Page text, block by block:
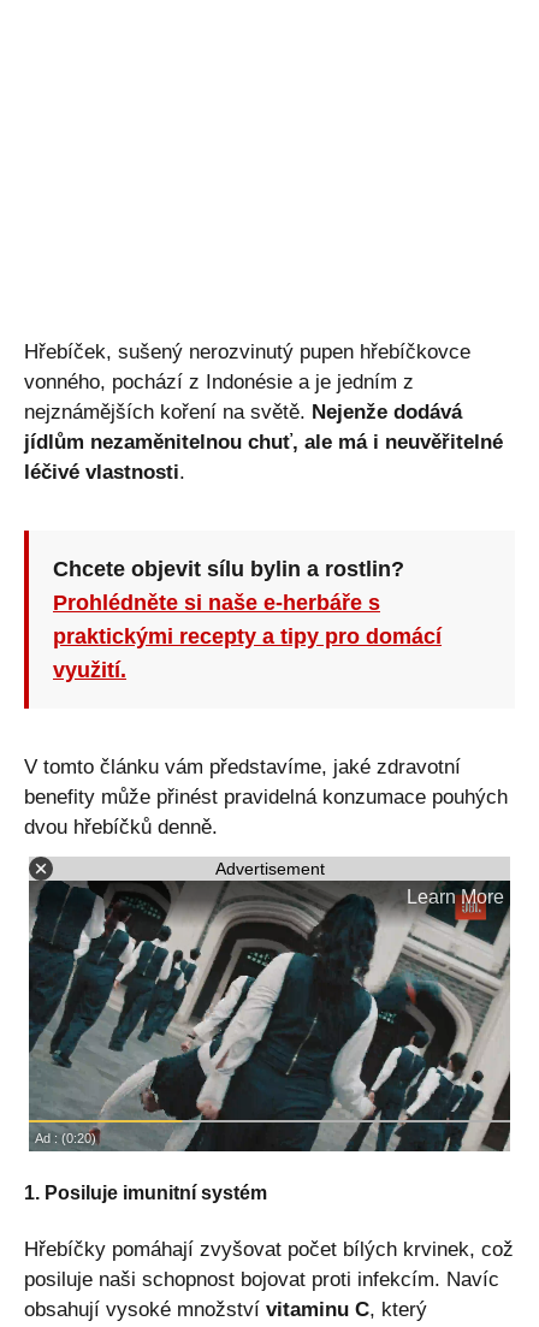
Hřebíček, sušený nerozvinutý pupen hřebíčkovce
vonného, pochází z Indonésie a je jedním z
nejznámějších koření na světě. Nejenže dodává
jídlům nezaměnitelnou chuť, ale má i neuvěřitelné
léčivé vlastnosti.
Chcete objevit sílu bylin a rostlin?
Prohlédněte si naše e-herbáře s
praktickými recepty a tipy pro domácí
využití.
V tomto článku vám představíme, jaké zdravotní
benefity může přinést pravidelná konzumace pouhých
dvou hřebíčků denně.
Advertisement
1. Posiluje imunitní systém
Hřebíčky pomáhají zvyšovat počet bílých krvinek, což
posiluje naši schopnost bojovat proti infekcím. Navíc
obsahují vysoké množství vitaminu C, který